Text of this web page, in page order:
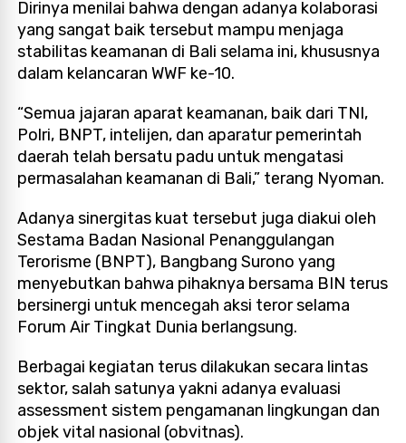
Dirinya menilai bahwa dengan adanya kolaborasi
yang sangat baik tersebut mampu menjaga
stabilitas keamanan di Bali selama ini, khususnya
dalam kelancaran WWF ke-10.
“Semua jajaran aparat keamanan, baik dari TNI,
Polri, BNPT, intelijen, dan aparatur pemerintah
daerah telah bersatu padu untuk mengatasi
permasalahan keamanan di Bali,” terang Nyoman.
Adanya sinergitas kuat tersebut juga diakui oleh
Sestama Badan Nasional Penanggulangan
Terorisme (BNPT), Bangbang Surono yang
menyebutkan bahwa pihaknya bersama BIN terus
bersinergi untuk mencegah aksi teror selama
Forum Air Tingkat Dunia berlangsung.
Berbagai kegiatan terus dilakukan secara lintas
sektor, salah satunya yakni adanya evaluasi
assessment sistem pengamanan lingkungan dan
objek vital nasional (obvitnas).